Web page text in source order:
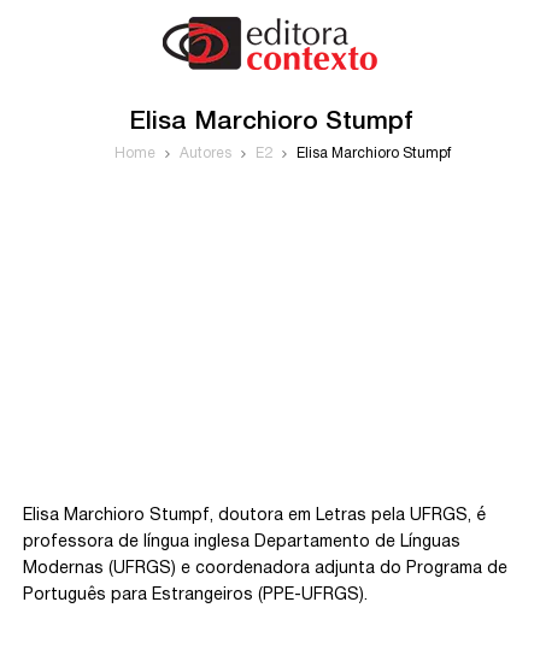
Elisa Marchioro Stumpf
Home Autores E2 Elisa Marchioro Stumpf
Elisa Marchioro Stumpf, doutora em Letras pela UFRGS, é
professora de língua inglesa Departamento de Línguas
Modernas (UFRGS) e coordenadora adjunta do Programa de
Português para Estrangeiros (PPE-UFRGS).